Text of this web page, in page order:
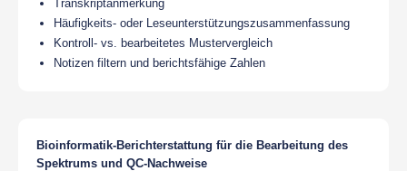
Transkriptanmerkung
Häufigkeits- oder Leseunterstützungszusammenfassung
Kontroll- vs. bearbeitetes Mustervergleich
Notizen filtern und berichtsfähige Zahlen
Bioinformatik-Berichterstattung für die Bearbeitung des
Spektrums und QC-Nachweise